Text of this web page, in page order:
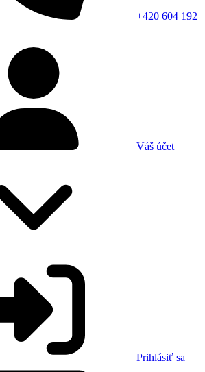
+420 604 192
Váš účet
Prihlásiť sa